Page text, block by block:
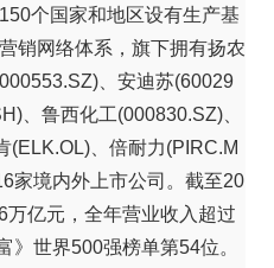
个国家和地区设有生产基
销网络体系，旗下拥有扬农
、安迪苏(60029
、鲁西化工(000830.SZ)、
(ELK.OL)、倍耐力(PIRC.M
家境内外上市公司。截至20
亿元，全年营业收入超过
》世界500强榜单第54位。